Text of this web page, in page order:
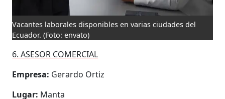
Vacantes laborales disponibles en varias ciudades del
Ecuador. (Foto: envato)
6. ASESOR COMERCIAL
Empresa: Gerardo Ortiz
Lugar: Manta